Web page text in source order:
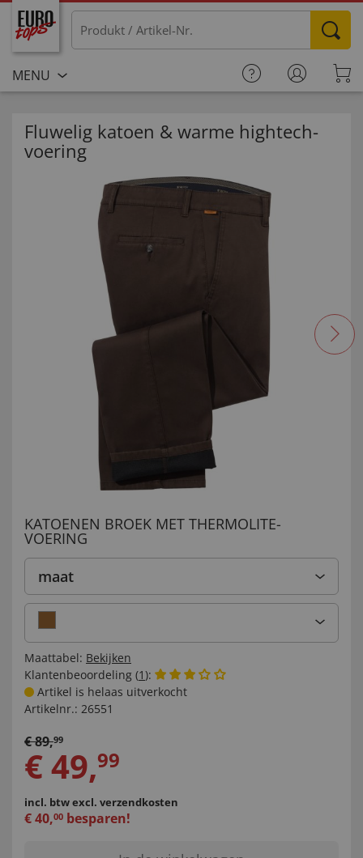
MENU
Fluwelig katoen & warme hightech-
voering
KATOENEN BROEK MET THERMOLITE-
VOERING
maat
Maattabel: Bekijken
Klantenbeoordeling (1):
Artikel is helaas uitverkocht
Artikelnr.: 26551
€89,99
€49,99
incl. btwexcl. verzendkosten
€40,00 besparen!